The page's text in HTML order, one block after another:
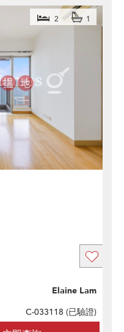
2 1
Elaine Lam
C-033118 (已驗證)